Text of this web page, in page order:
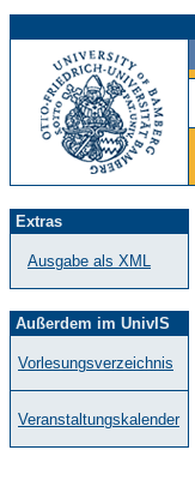
Extras
Ausgabe als XML
Außerdem im UnivIS
Vorlesungsverzeichnis
Veranstaltungskalender